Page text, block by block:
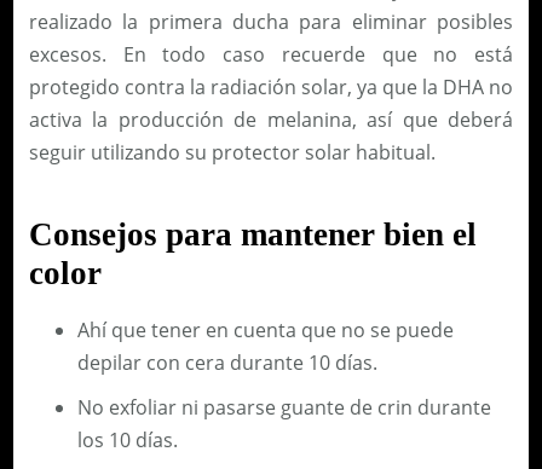
realizado la primera ducha para eliminar posibles
excesos. En todo caso recuerde que no está
protegido contra la radiación solar, ya que la DHA no
activa la producción de melanina, así que deberá
seguir utilizando su protector solar habitual.
Consejos para mantener bien el
color
Ahí que tener en cuenta que no se puede
depilar con cera durante 10 días.
No exfoliar ni pasarse guante de crin durante
los 10 días.